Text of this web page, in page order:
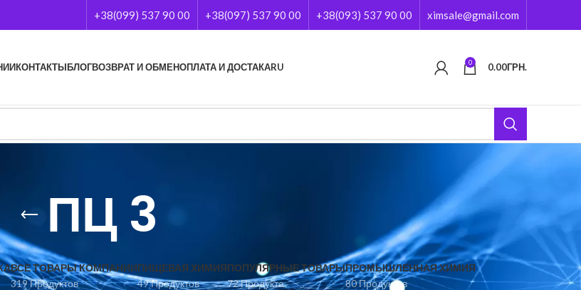
+38(099) 537 90 00 +38(097) 537 90 00 +38(093) 537 90 00 ximsale@gmail.com
КОНТАКТЫБЛОГВОЗВРАТ И ОБМЕНОПЛАТА И ДОСТАКАRU 0 0.00ГРН.
ПЦ 3
ВСЕ ТОВАРЫ КОМПАНИИ
319 Продуктов
ПИЩЕВАЯ ХИМИЯ
49 Продуктов
ПОПУЛЯРНЫЕ ТОВАРЫ
72 Продукта
ПРОМЫШЛЕННАЯ ХИМИЯ
80 Продуктов